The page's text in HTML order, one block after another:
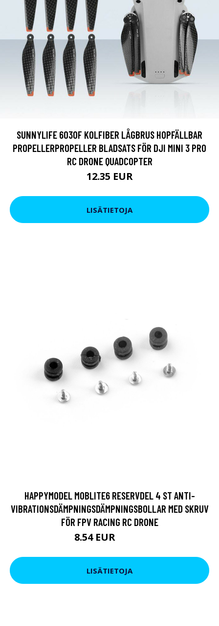
SUNNYLIFE 6030F KOLFIBER LÅGBRUS HOPFÄLLBAR
PROPELLERPROPELLER BLADSATS FÖR DJI MINI 3 PRO
RC DRONE QUADCOPTER
12.35 EUR
LISÄTIETOJA
HAPPYMODEL MOBLITE6 RESERVDEL 4 ST ANTI-
VIBRATIONSDÄMPNINGSDÄMPNINGSBOLLAR MED SKRUV
FÖR FPV RACING RC DRONE
8.54 EUR
LISÄTIETOJA